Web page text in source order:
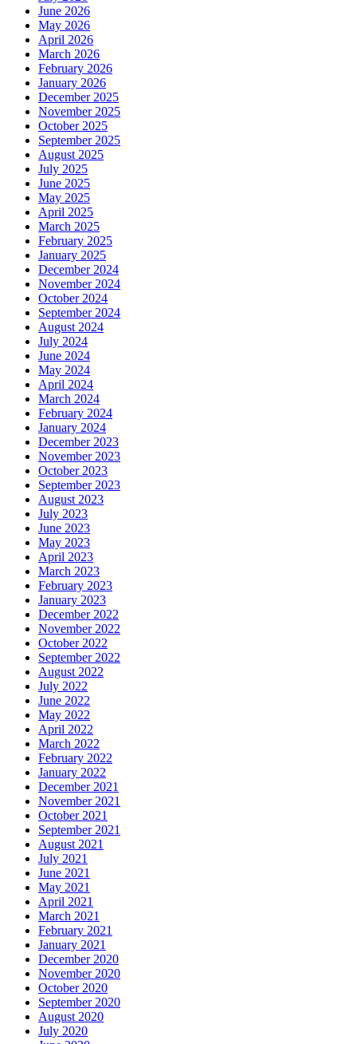
June 2026
May 2026
April 2026
March 2026
February 2026
January 2026
December 2025
November 2025
October 2025
September 2025
August 2025
July 2025
June 2025
May 2025
April 2025
March 2025
February 2025
January 2025
December 2024
November 2024
October 2024
September 2024
August 2024
July 2024
June 2024
May 2024
April 2024
March 2024
February 2024
January 2024
December 2023
November 2023
October 2023
September 2023
August 2023
July 2023
June 2023
May 2023
April 2023
March 2023
February 2023
January 2023
December 2022
November 2022
October 2022
September 2022
August 2022
July 2022
June 2022
May 2022
April 2022
March 2022
February 2022
January 2022
December 2021
November 2021
October 2021
September 2021
August 2021
July 2021
June 2021
May 2021
April 2021
March 2021
February 2021
January 2021
December 2020
November 2020
October 2020
September 2020
August 2020
July 2020